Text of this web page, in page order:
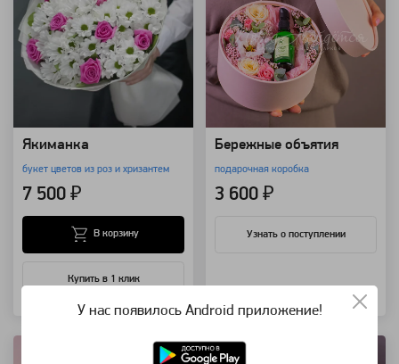
Якиманка
букет цветов из роз и хризантем
7 500 ₽
Купить в 1 клик
В корзину
Бережные объятия
подарочная коробка
3 600 ₽
Узнать о поступлении
Артикул: 118576 Артикул: 118571
У нас появилось Android приложение!